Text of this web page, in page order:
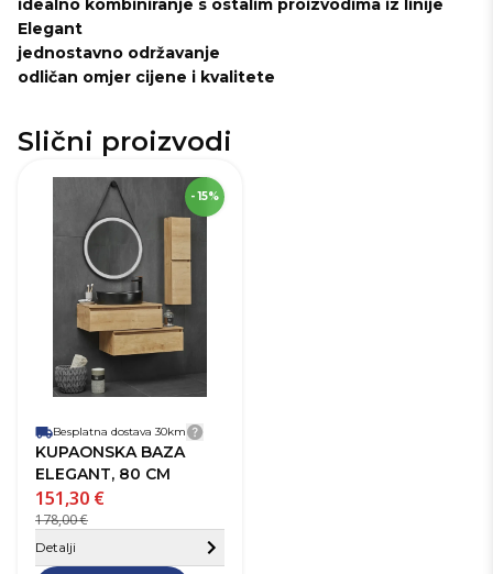
idealno kombiniranje s ostalim proizvodima iz linije
Elegant
jednostavno održavanje
odličan omjer cijene i kvalitete
Slični proizvodi
- 15%
Besplatna dostava 30km Detalji dostave
KUPAONSKA BAZA
ELEGANT, 80 CM
151,30 €
178,00 €
Detalji